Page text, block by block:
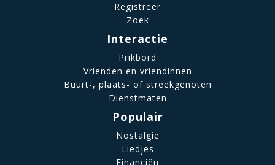
Registreer
Zoek
Interactie
Prikbord
Vrienden en vriendinnen
Buurt-, plaats- of streekgenoten
Dienstmaten
Populair
Nostalgie
Liedjes
Financiën